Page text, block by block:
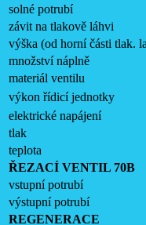
solné potrubí
závit na tlakově láhvi
výška (od horní části tlak.
množství náplně
materiál ventilu
výkon řídicí jednotky
elektrické napájení
tlak
teplota
ŘEZACÍ VENTIL 70B
vstupní potrubí
výstupní potrubí
REGENERACE